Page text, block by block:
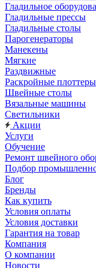
Гладильное
Гладильные прессы
Гладильные столы
Парогенераторы
Манекены
Мягкие
Раздвижные
Раскройные плоттеры
Швейные столы
Вязальные машины
Светильники
Акции
Услуги
Обучение
Ремонт швейного
Подбор
Блог
Бренды
Как купить
Условия оплаты
Условия доставки
Гарантия на товар
Компания
О компании
Новости